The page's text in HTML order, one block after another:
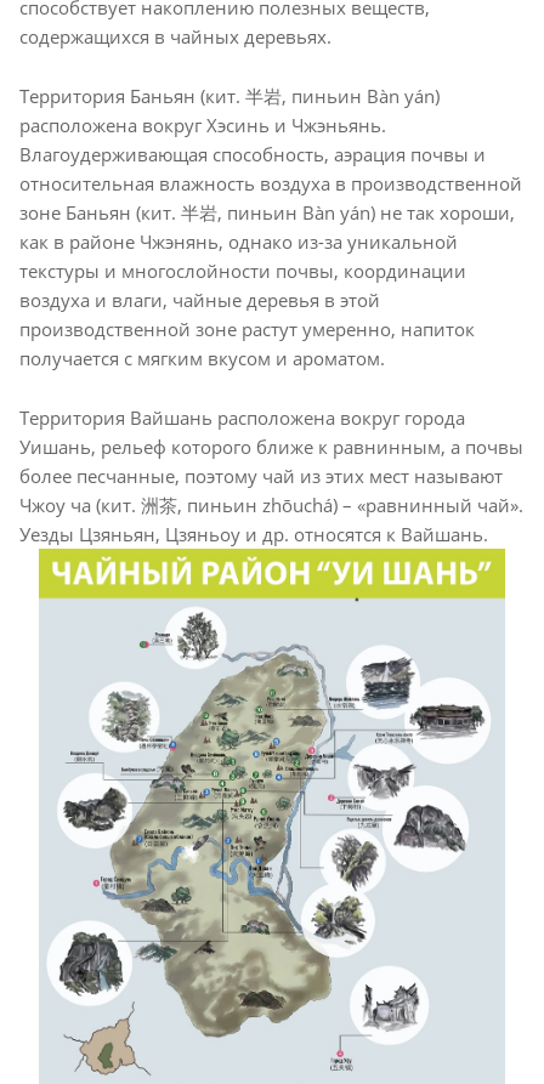
способствует накоплению полезных веществ,
содержащихся в чайных деревьях.
Территория Баньян (кит. 半岩, пиньин Bàn yán)
расположена вокруг Хэсинь и Чжэньянь.
Влагоудерживающая способность, аэрация почвы и
относительная влажность воздуха в производственной
зоне Баньян (кит. 半岩, пиньин Bàn yán) не так хороши,
как в районе Чжэнянь, однако из-за уникальной
текстуры и многослойности почвы, координации
воздуха и влаги, чайные деревья в этой
производственной зоне растут умеренно, напиток
получается с мягким вкусом и ароматом.
Территория Вайшань расположена вокруг города
Уишань, рельеф которого ближе к равнинным, а почвы
более песчанные, поэтому чай из этих мест называют
Чжоу ча (кит. 洲茶, пиньин zhōuchá) – «равнинный чай».
Уезды Цзяньян, Цзяньоу и др. относятся к Вайшань.